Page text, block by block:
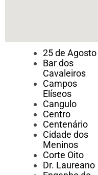
25 de Agosto
Bar dos
Cavaleiros
Campos
Elíseos
Cangulo
Centro
Centenário
Cidade dos
Meninos
Corte Oito
Dr. Laureano